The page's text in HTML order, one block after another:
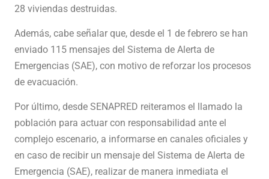
28 viviendas destruidas.
Además, cabe señalar que, desde el 1 de febrero se han
enviado 115 mensajes del Sistema de Alerta de
Emergencias (SAE), con motivo de reforzar los procesos
de evacuación.
Por último, desde SENAPRED reiteramos el llamado la
población para actuar con responsabilidad ante el
complejo escenario, a informarse en canales oficiales y
en caso de recibir un mensaje del Sistema de Alerta de
Emergencia (SAE), realizar de manera inmediata el